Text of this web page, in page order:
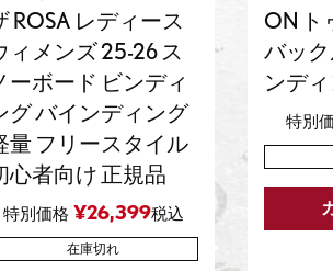
ROSA レディース
ィメンズ 25-26 ス
ーボード ビンディ
グ バインディング
量 フリースタイル
心者向け 正規品
特別価格 ¥26,399税込
在庫切れ
ON ト
バッ
ンデ
特別